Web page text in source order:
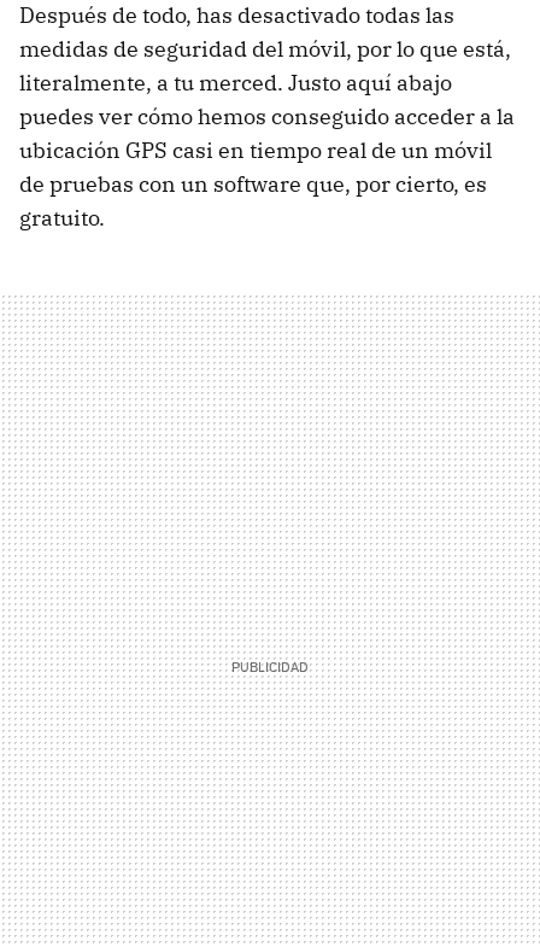
Después de todo, has desactivado todas las
medidas de seguridad del móvil, por lo que está,
literalmente, a tu merced. Justo aquí abajo
puedes ver cómo hemos conseguido acceder a la
ubicación GPS casi en tiempo real de un móvil
de pruebas con un software que, por cierto, es
gratuito.